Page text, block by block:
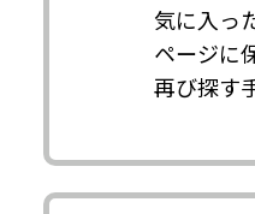
気に入っ
ページに
再び探す